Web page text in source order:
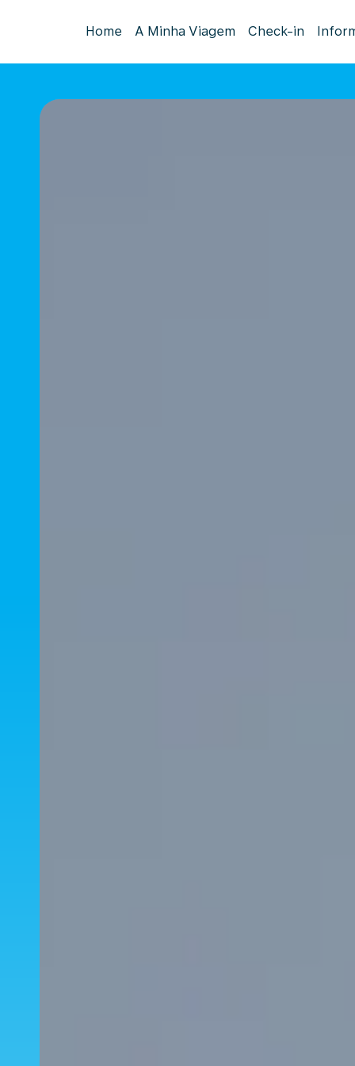
Home A Minha Viagem Check-in